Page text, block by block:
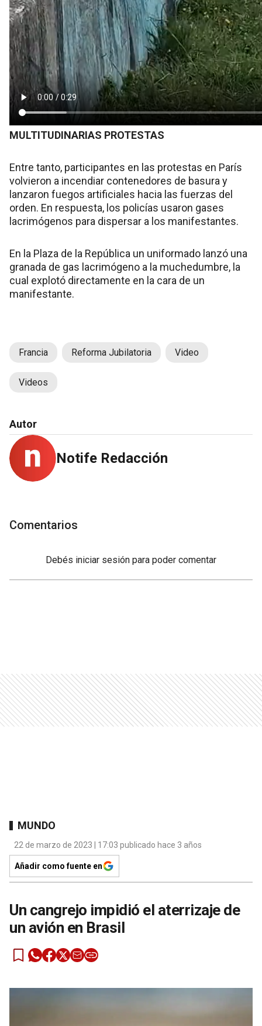
MULTITUDINARIAS PROTESTAS
Entre tanto, participantes en las protestas en París
volvieron a incendiar contenedores de basura y
lanzaron fuegos artificiales hacia las fuerzas del
orden. En respuesta, los policías usaron gases
lacrimógenos para dispersar a los manifestantes.
En la Plaza de la República un uniformado lanzó una
granada de gas lacrimógeno a la muchedumbre, la
cual explotó directamente en la cara de un
manifestante.
Francia Reforma Jubilatoria Video
Videos
Autor
Notife Redacción
Comentarios
Debés iniciar sesión para poder comentar
MUNDO
22 de marzo de 2023 | 17:03 publicado hace 3 años
Añadir como fuente en
Un cangrejo impidió el aterrizaje de
un avión en Brasil